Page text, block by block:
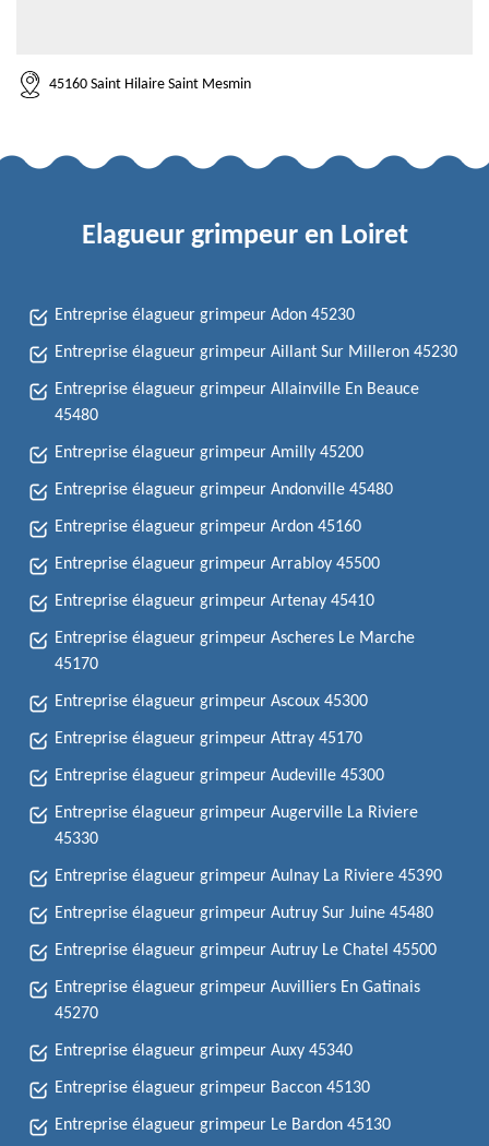
45160 Saint Hilaire Saint Mesmin
Elagueur grimpeur en Loiret
Entreprise élagueur grimpeur Adon 45230
Entreprise élagueur grimpeur Aillant Sur Milleron 45230
Entreprise élagueur grimpeur Allainville En Beauce
45480
Entreprise élagueur grimpeur Amilly 45200
Entreprise élagueur grimpeur Andonville 45480
Entreprise élagueur grimpeur Ardon 45160
Entreprise élagueur grimpeur Arrabloy 45500
Entreprise élagueur grimpeur Artenay 45410
Entreprise élagueur grimpeur Ascheres Le Marche
45170
Entreprise élagueur grimpeur Ascoux 45300
Entreprise élagueur grimpeur Attray 45170
Entreprise élagueur grimpeur Audeville 45300
Entreprise élagueur grimpeur Augerville La Riviere
45330
Entreprise élagueur grimpeur Aulnay La Riviere 45390
Entreprise élagueur grimpeur Autruy Sur Juine 45480
Entreprise élagueur grimpeur Autruy Le Chatel 45500
Entreprise élagueur grimpeur Auvilliers En Gatinais
45270
Entreprise élagueur grimpeur Auxy 45340
Entreprise élagueur grimpeur Baccon 45130
Entreprise élagueur grimpeur Le Bardon 45130